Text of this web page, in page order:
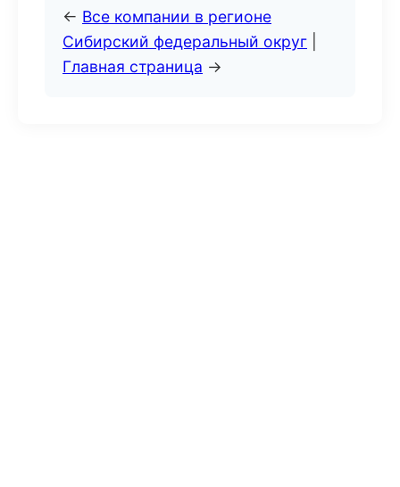
← Все компании в регионе
Сибирский федеральный округ
Главная страница →